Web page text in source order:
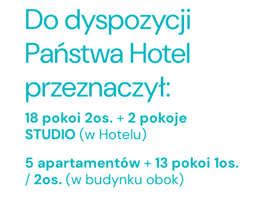
Do dyspozycji
Państwa Hotel
przeznaczył:
18 pokoi 2os. + 2 pokoje
STUDIO (w Hotelu)
5 apartamentów + 13 pokoi 1os.
/ 2os. (w budynku obok)